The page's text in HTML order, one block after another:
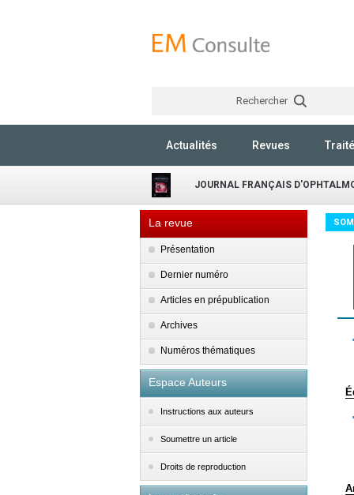
Rechercher
Actualités Revues
JOURNAL FRANÇAIS
La revue
Présentation
Dernier numéro
Articles en prépublication
Archives
Numéros thématiques
Espace Auteurs
Instructions aux auteurs
Soumettre un article
Droits de reproduction